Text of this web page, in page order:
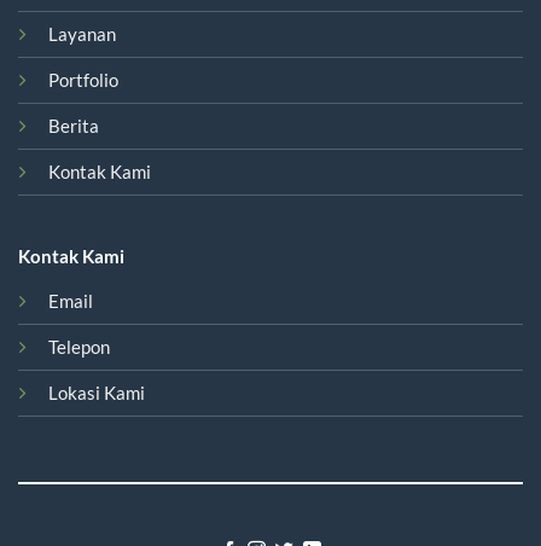
Layanan
Portfolio
Berita
Kontak Kami
Kontak Kami
Email
Telepon
Lokasi Kami